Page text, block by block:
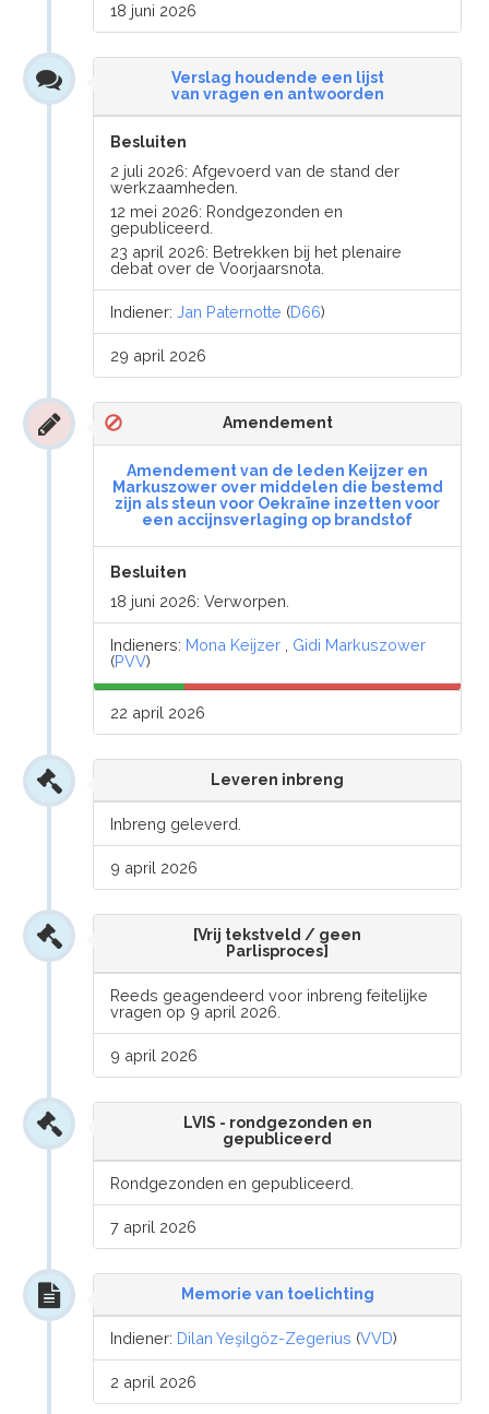
18 juni 2026
Verslag houdende een lijst
van vragen en antwoorden
Besluiten
2 juli 2026: Afgevoerd van de stand der
werkzaamheden.
12 mei 2026: Rondgezonden en
gepubliceerd.
23 april 2026: Betrekken bij het plenaire
debat over de Voorjaarsnota.
Indiener:Jan Paternotte (D66)
29 april 2026
Amendement
Amendement van de leden Keijzer en
Markuszower over middelen die bestemd
zijn als steun voor Oekraïne inzetten voor
een accijnsverlaging op brandstof
Besluiten
18 juni 2026: Verworpen.
Indieners: Mona Keijzer
Gidi Markuszower
(PVV)
22 april 2026
Leveren inbreng
Inbreng geleverd.
9 april 2026
[Vrij tekstveld / geen
Parlisproces]
Reeds geagendeerd voor inbreng feitelijke
vragen op 9 april 2026.
9 april 2026
LVIS - rondgezonden en
gepubliceerd
Rondgezonden en gepubliceerd.
7 april 2026
Memorie van toelichting
Indiener: Dilan Yeşilgöz-Zegerius (VVD)
2 april 2026